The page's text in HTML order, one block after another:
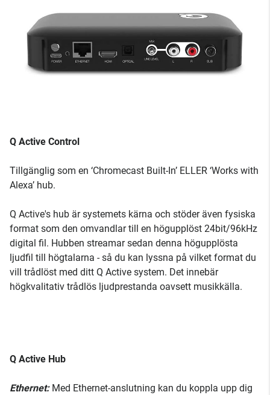
Q Active Control
Tillgänglig som en ‘Chromecast Built-In’ ELLER ‘Works with
Alexa’ hub.
Q Active's hub är systemets kärna och stöder även fysiska
format som den omvandlar till en högupplöst 24bit/96kHz
digital fil. Hubben streamar sedan denna högupplösta
ljudfil till högtalarna - så du kan lyssna på vilket format du
vill trådlöst med ditt Q Active system. Det innebär
högkvalitativ trådlös ljudprestanda oavsett musikkälla.
Q Active Hub
Ethernet:Med Ethernet-anslutning kan du koppla upp dig